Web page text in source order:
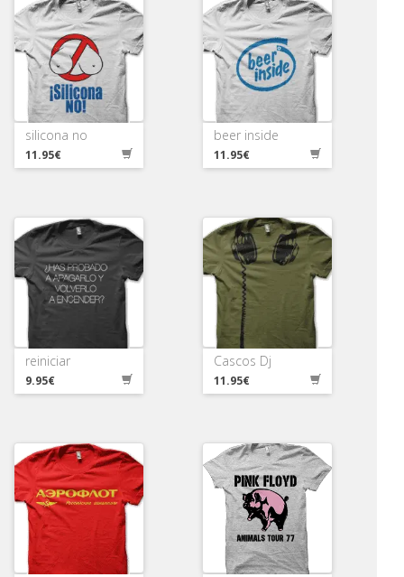
silicona no
11.95€
beer inside
11.95€
reiniciar
9.95€
Cascos Dj
11.95€